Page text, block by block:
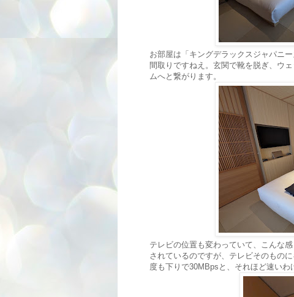
お部屋は「キングデラックスジャパニ
間取りですねえ。玄関で靴を脱ぎ、ウ
ムへと繋がります。
テレビの位置も変わっていて、こんな
されているのですが、テレビそのもの
度も下りで30MBpsと、それほど速いわ